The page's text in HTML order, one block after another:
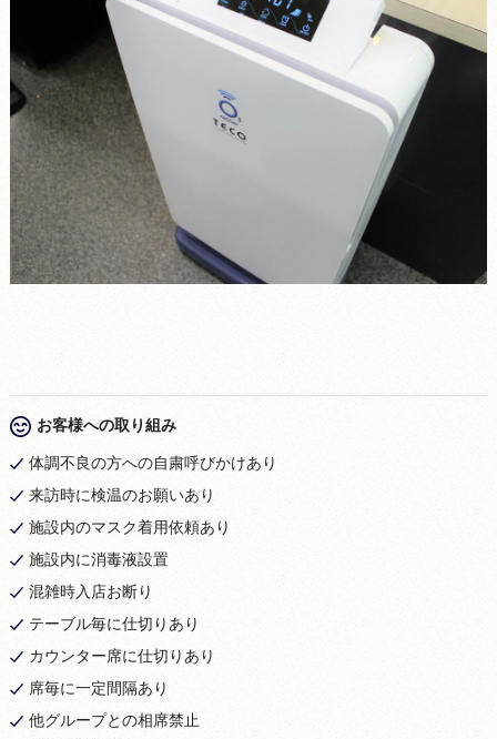
お客様への取り組み
体調不良の方への自粛呼びかけあり
来訪時に検温のお願いあり
施設内のマスク着用依頼あり
施設内に消毒液設置
混雑時入店お断り
テーブル毎に仕切りあり
カウンター席に仕切りあり
席毎に一定間隔あり
他グループとの相席禁止